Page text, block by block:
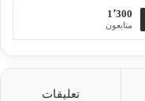
1٬300
متابعون
تعليقات